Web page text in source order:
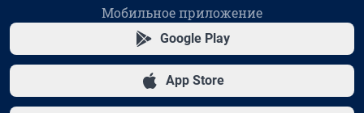
Мобильное приложение
Google Play
App Store